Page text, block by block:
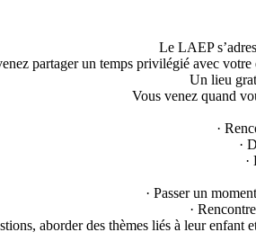
Le LAEP
partager un temps privilégié avec votre
Un lieu
Vous venez quand
·
·
·
· Passer un
·
aborder des thèmes liés à leur